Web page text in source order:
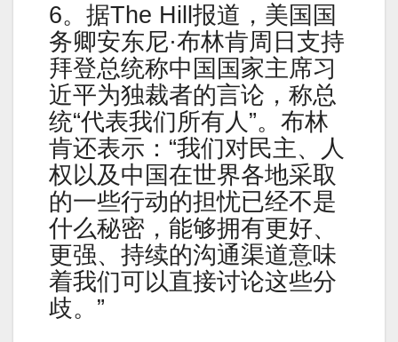
6。据The Hill报道，美国国
务卿安东尼·布林肯周日支持
拜登总统称中国国家主席习
近平为独裁者的言论，称总
统“代表我们所有人”。布林
肯还表示：“我们对民主、人
权以及中国在世界各地采取
的一些行动的担忧已经不是
什么秘密，能够拥有更好、
更强、持续的沟通渠道意味
着我们可以直接讨论这些分
歧。”